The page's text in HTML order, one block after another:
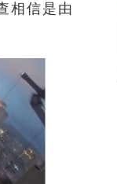
相信是由